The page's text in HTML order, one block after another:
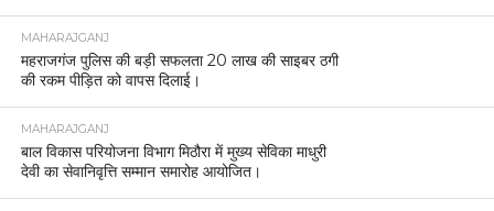
MAHARAJGANJ
महराजगंज पुलिस की बड़ी सफलता 20 लाख की साइबर ठगी
की रकम पीड़ित को वापस दिलाई।
MAHARAJGANJ
बाल विकास परियोजना विभाग मिठौरा में मुख्य सेविका माधुरी
देवी का सेवानिवृत्ति सम्मान समारोह आयोजित।